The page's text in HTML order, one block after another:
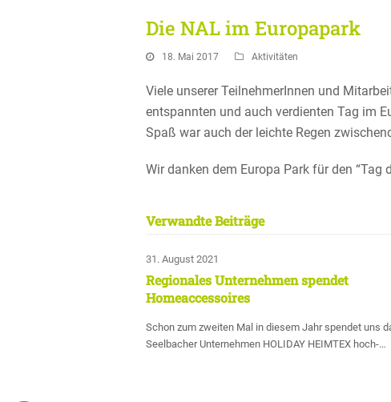
Die NAL im Europapark
18. Mai 2017 Aktivitäten
Viele unserer Teilneh­me­rInnen und
entspannten und auch verdienten Tag im
Spaß war auch der leichte Regen
Wir danken dem Europa Park für den “Tag
Verwandte Beiträge
31. August 2021
Regionales Unternehmen spendet
Homeaccessoires
Schon zum zweiten Mal in diesem Jahr spendet uns
Seelbacher Unternehmen HOLIDAY HEIMTEX hoch-…